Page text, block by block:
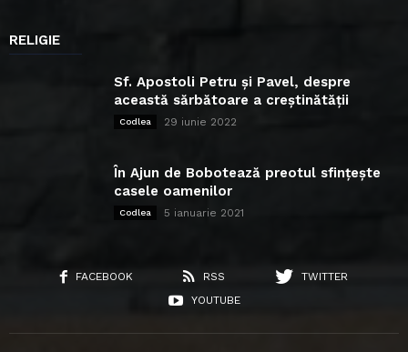
RELIGIE
Sf. Apostoli Petru și Pavel, despre
această sărbătoare a creștinătății
Codlea 29 iunie 2022
În Ajun de Bobotează preotul sfințește
casele oamenilor
Codlea 5 ianuarie 2021
FACEBOOK RSS
TWITTER
YOUTUBE